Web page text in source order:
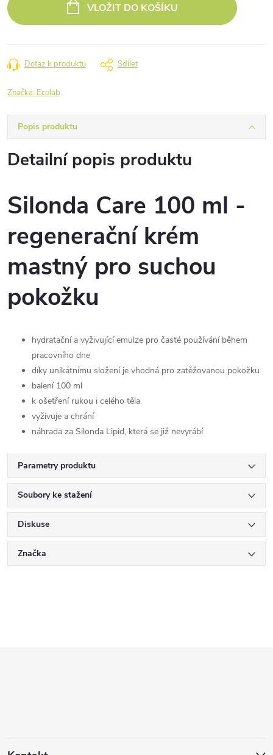
VLOŽIT DO KOŠÍKU
Dotaz k produktu Sdílet
Značka: Ecolab
Popis produktu
Detailní popis produktu
Silonda Care 100 ml -
regenerační krém
mastný pro suchou
pokožku
hydratační a vyživující emulze pro časté používání během
pracovního dne
díky unikátnímu složení je vhodná pro zatěžovanou pokožku
balení 100 ml
k ošetření rukou i celého těla
vyživuje a chrání
náhrada za Silonda Lipid, která se již nevyrábí
Parametry produktu
Soubory ke stažení
Diskuse
Značka